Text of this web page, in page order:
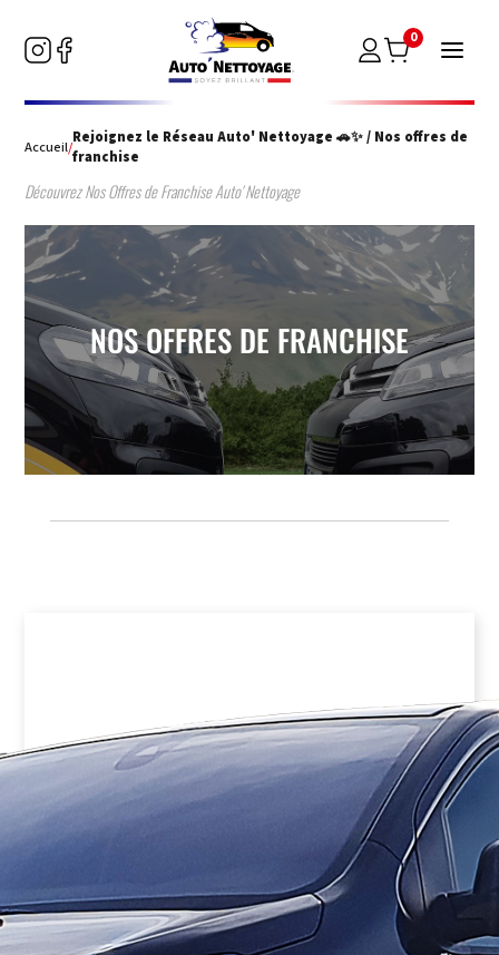
0
Accueil/Rejoignez le Réseau Auto' Nettoyage 🚗✨ / Nos offres de
franchise
Découvrez Nos Offres de Franchise Auto' Nettoyage
NOS OFFRES DE FRANCHISE